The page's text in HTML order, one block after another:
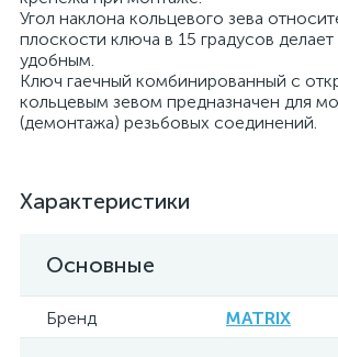
Угол наклона кольцевого зева
плоскости ключа в 15 градусов
удобным.
Ключ гаечный комбинированный с
кольцевым зевом предназначен для
(демонтажа) резьбовых соединений.
Характеристики
Основные
Бренд MATRIX